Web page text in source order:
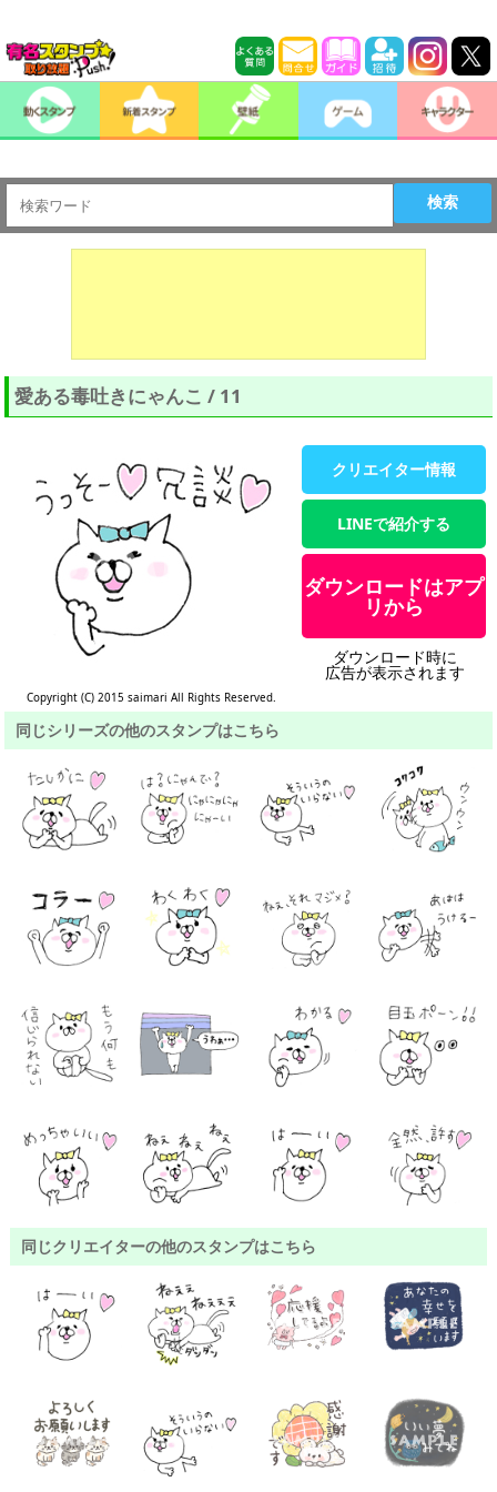
検索
愛ある毒吐きにゃんこ / 11
Copyright (C) 2015 saimari All Rights Reserved.
クリエイター情報
LINEで紹介する
ダウンロードはアプ
リから
ダウンロード時に
広告が表示されます
同じシリーズの他のスタンプはこちら
同じクリエイターの他のスタンプはこちら